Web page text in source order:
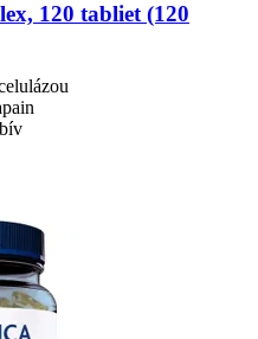
120 tabliet (120